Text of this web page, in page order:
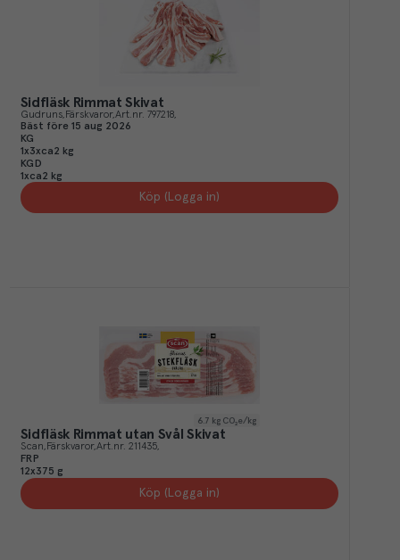
Sidfläsk Rimmat Skivat
Gudruns Färskvaror Art.nr. 797218
Bäst före 15 aug 2026
KG
1x3xca2 kg
KGD
1xca2 kg
Köp (Logga in)
6.7 kg CO₂e/kg
Sidfläsk Rimmat utan Svål Skivat
Scan Färskvaror Art.nr. 211435
FRP
12x375 g
Köp (Logga in)